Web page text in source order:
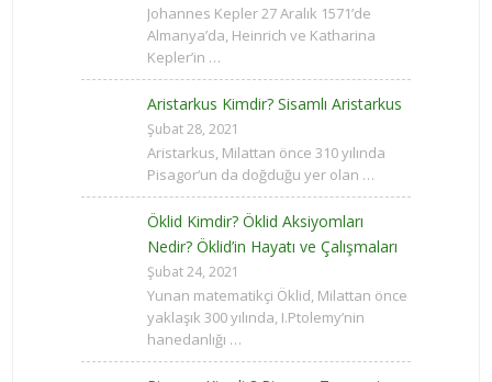
Johannes Kepler 27 Aralık 1571’de
Almanya’da, Heinrich ve Katharina
Kepler’in …
Aristarkus Kimdir? Sisamlı Aristarkus
Şubat 28, 2021
Aristarkus, Milattan önce 310 yılında
Pisagor‘un da doğduğu yer olan …
Öklid Kimdir? Öklid Aksiyomları
Nedir? Öklid’in Hayatı ve Çalışmaları
Şubat 24, 2021
Yunan matematikçi Öklid, Milattan önce
yaklaşık 300 yılında, I.Ptolemy’nin
hanedanlığı …